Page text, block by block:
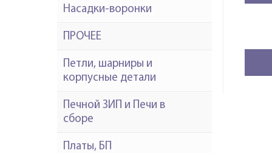
Насадки-воронки
ПРОЧЕЕ
Петли, шарниры и
корпусные детали
Печной ЗИП и Печи в
сборе
Платы, БП